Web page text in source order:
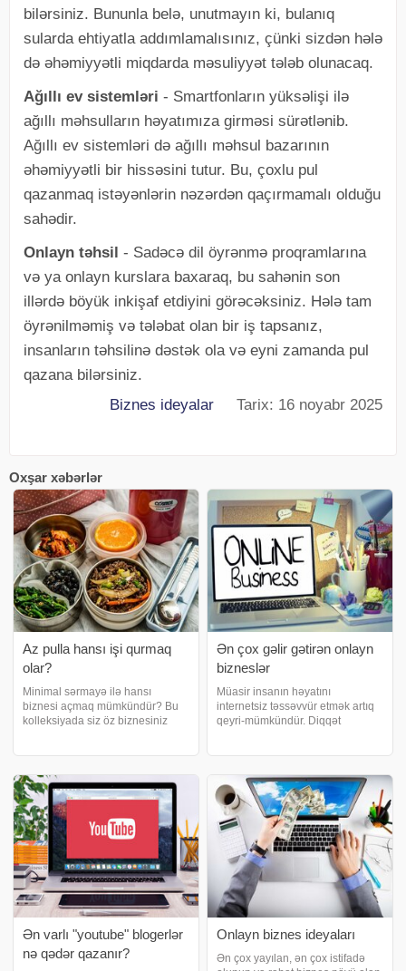
bilərsiniz. Bununla belə, unutmayın ki, bulanıq
sularda ehtiyatla addımlamalısınız, çünki sizdən hələ
də əhəmiyyətli miqdarda məsuliyyət tələb olunacaq.
Ağıllı ev sistemləri - Smartfonların yüksəlişi ilə
ağıllı məhsulların həyatımıza girməsi sürətlənib.
Ağıllı ev sistemləri də ağıllı məhsul bazarının
əhəmiyyətli bir hissəsini tutur. Bu, çoxlu pul
qazanmaq istəyənlərin nəzərdən qaçırmamalı olduğu
sahədir.
Onlayn təhsil - Sadəcə dil öyrənmə proqramlarına
və ya onlayn kurslara baxaraq, bu sahənin son
illərdə böyük inkişaf etdiyini görəcəksiniz. Hələ tam
öyrənilməmiş və tələbat olan bir iş tapsanız,
insanların təhsilinə dəstək ola və eyni zamanda pul
qazana bilərsiniz.
Biznes ideyalar Tarix: 16 noyabr 2025
Oxşar xəbərlər
Az pulla hansı işi qurmaq
olar?
Minimal sərmayə ilə hansı
biznesi açmaq mümkündür? Bu
kolleksiyada siz öz biznesiniz
ofis və çoxlu kapital tələb edilmir.
Naharları
Ən çox gəlir gətirən onlayn
bizneslər
Müasir insanın həyatını
internetsiz təssəvvür etmək artıq
qeyri-mümkündür. Diqqət
istehsal edən şirkətin internetdə
saytını və ən azında
Ən varlı "youtube" blogerlər
nə qədər qazanır?
Onlayn biznes ideyaları
Ən çox yayılan, ən çox istifadə